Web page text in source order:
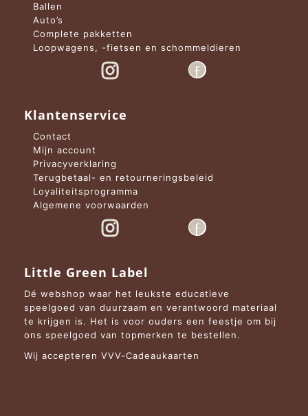
Ballen
Auto’s
Complete pakketten
Loopwagens, -fietsen en schommeldieren
Klantenservice
Contact
Mijn account
Privacyverklaring
Terugbetaal- en retourneringsbeleid
Loyaliteitsprogramma
Algemene voorwaarden
Little Green Label
Dé webshop waar het leukste educatieve
speelgoed van duurzaam en verantwoord materiaal
te krijgen is. Het is voor ouders een feestje om bij
ons speelgoed van topmerken te bestellen.
Wij accepteren VVV-Cadeaukaarten